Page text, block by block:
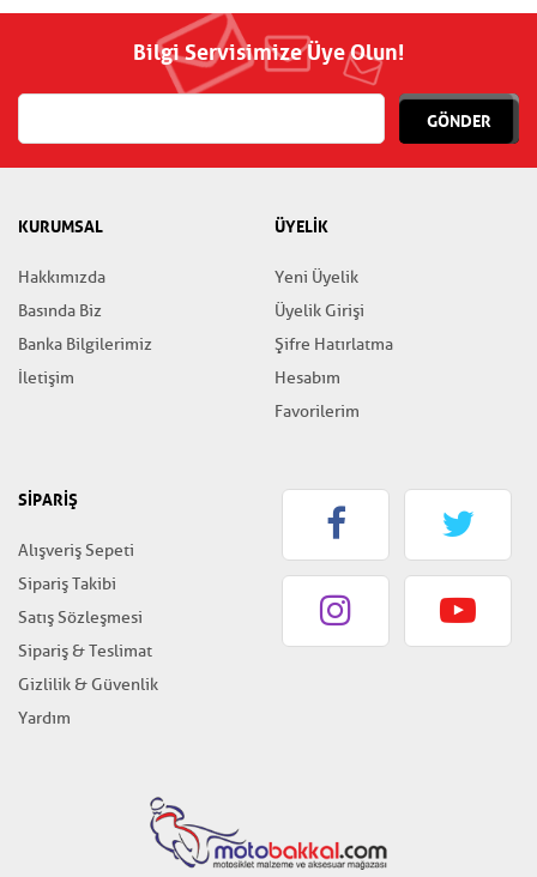
Bilgi Servisimize Üye Olun!
GÖNDER
KURUMSAL
Hakkımızda
Basında Biz
Banka Bilgilerimiz
İletişim
ÜYELİK
Yeni Üyelik
Üyelik Girişi
Şifre Hatırlatma
Hesabım
Favorilerim
SİPARİŞ
Alışveriş Sepeti
Sipariş Takibi
Satış Sözleşmesi
Sipariş & Teslimat
Gizlilik & Güvenlik
Yardım